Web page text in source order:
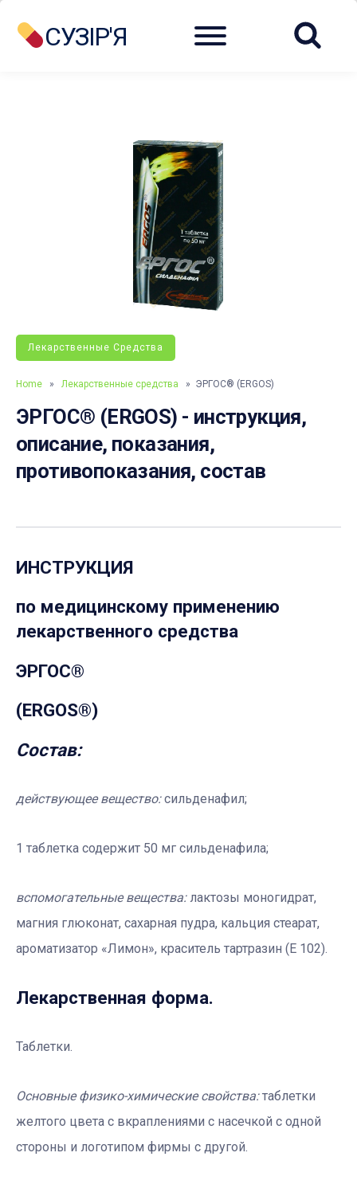
СУЗІР'Я Menu
Лекарственные Средства
Home » Лекарственные средства » ЭРГОС® (ERGOS)
ЭРГОС® (ERGOS) - инструкция,
описание, показания,
противопоказания, состав
ИНСТРУКЦИЯ
по медицинскому применению
лекарственного средства
ЭРГОС®
(ERGOS®)
Состав:
действующее вещество:сильденафил;
1 таблетка содержит 50 мг сильденафила;
вспомогательные вещества:лактозы моногидрат,
магния глюконат, сахарная пудра, кальция стеарат,
ароматизатор «Лимон», краситель тартразин (Е 102).
Лекарственная форма.
Таблетки.
Основные физико-химические свойства:таблетки
желтого цвета с вкраплениями с насечкой с одной
стороны и логотипом фирмы с другой.